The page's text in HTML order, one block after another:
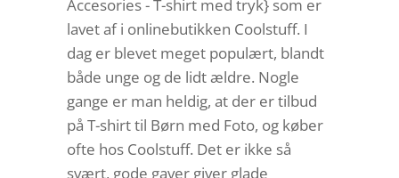
Accesories - T-shirt med tryk} som er
lavet af i onlinebutikken Coolstuff. I
dag er blevet meget populært, blandt
både unge og de lidt ældre. Nogle
gange er man heldig, at der er tilbud
på T-shirt til Børn med Foto, og køber
ofte hos Coolstuff. Det er ikke så
svært, gode gaver giver glade